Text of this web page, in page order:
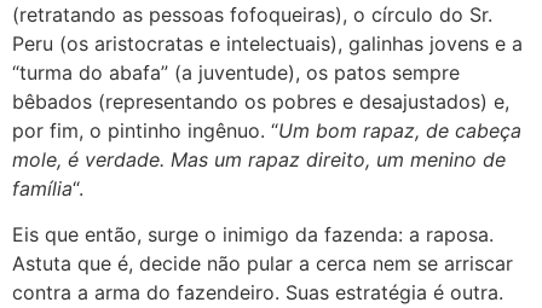
(retratando as pessoas fofoqueiras), o círculo do Sr.
Peru (os aristocratas e intelectuais), galinhas jovens e a
“turma do abafa” (a juventude), os patos sempre
bêbados (representando os pobres e desajustados) e,
por fim, o pintinho ingênuo. “Um bom rapaz, de cabeça
mole, é verdade. Mas um rapaz direito, um menino de
família“.
Eis que então, surge o inimigo da fazenda: a raposa.
Astuta que é, decide não pular a cerca nem se arriscar
contra a arma do fazendeiro. Suas estratégia é outra.